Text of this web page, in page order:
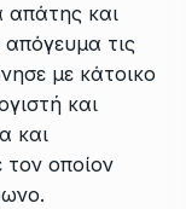
απάτης και
απόγευμα τις
με κάτοικο
και
και
οποίον